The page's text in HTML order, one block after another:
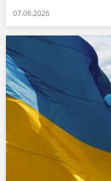
07.08.2026